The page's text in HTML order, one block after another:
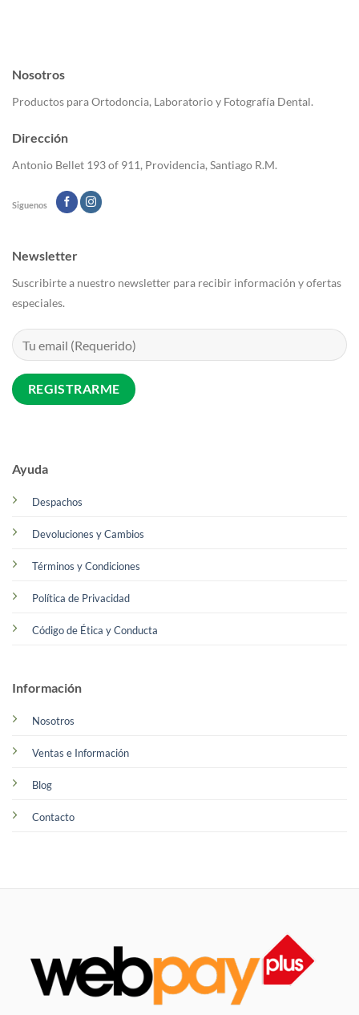
Nosotros
Productos para Ortodoncia, Laboratorio y Fotografía Dental.
Dirección
Antonio Bellet 193 of 911, Providencia, Santiago R.M.
Siguenos
Ayuda
Despachos
Devoluciones y Cambios
Términos y Condiciones
Política de Privacidad
Código de Ética y Conducta
Información
Nosotros
Ventas e Información
Blog
Contacto
Newsletter
Suscribirte a nuestro newsletter para recibir información y ofertas
especiales.